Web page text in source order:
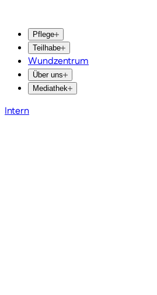
Pflege
Teilhabe
Wundzentrum
Über uns
Mediathek
Intern